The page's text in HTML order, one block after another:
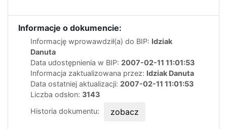
Informacje o dokumencie:
Informację wprowawdził(a) do BIP: Idziak
Danuta
Data udostępnienia w BIP: 2007-02-11 11:01:53
Informacja zaktualizowana przez: Idziak Danuta
Data ostatniej aktualizacji: 2007-02-11 11:01:53
Liczba odsłon: 3143
Historia dokumentu:
zobacz